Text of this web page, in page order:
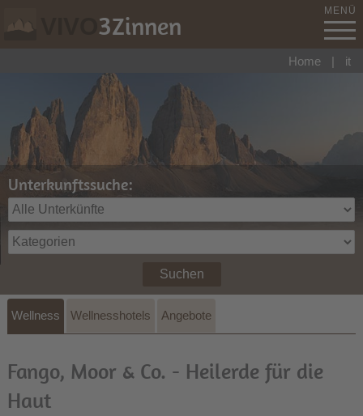
3Zinnen MENÜ
Unterkunftssuche:
Suchen
Home | it
Wellness Wellnesshotels Angebote
Fango, Moor & Co. - Heilerde für die
Haut